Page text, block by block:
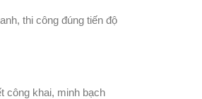
thi công đúng tiến độ
công khai, minh bạch